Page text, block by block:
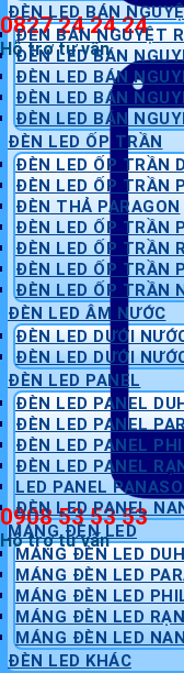
0827 24 24 24
Hỗ trợ tư vấn
0908 53 53 53
Hỗ trợ tư vấn
ĐÈN LED BÁN
ĐÈN BÁN NGUYỆT
ĐÈN LED BÁN
ĐÈN LED BÁN
ĐÈN LED BÁN
ĐÈN LED BÁN
ĐÈN LED ỐP TRẦN
ĐÈN LED ỐP TRẦN
ĐÈN LED ỐP TRẦN
ĐÈN THẢ PARAGON
ĐÈN LED ỐP TRẦN
ĐÈN LED ỐP TRẦN
ĐÈN LED ỐP TRẦN
ĐÈN LED ỐP TRẦN
ĐÈN LED ÂM NƯỚC
ĐÈN LED DƯỚI
ĐÈN LED DƯỚI
ĐÈN LED PANEL
ĐÈN LED PANEL
ĐÈN LED PANEL
ĐÈN LED PANEL
ĐÈN LED PANEL
LED PANEL
ĐÈN LED PANEL
MÁNG ĐÈN LED
MÁNG ĐÈN LED
MÁNG ĐÈN LED
MÁNG ĐÈN LED
MÁNG ĐÈN LED
MÁNG ĐÈN LED
ĐÈN LED KHÁC